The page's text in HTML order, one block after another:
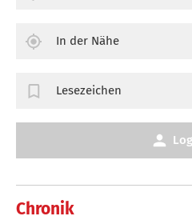
Chronik
In der Nähe
Lesezeichen